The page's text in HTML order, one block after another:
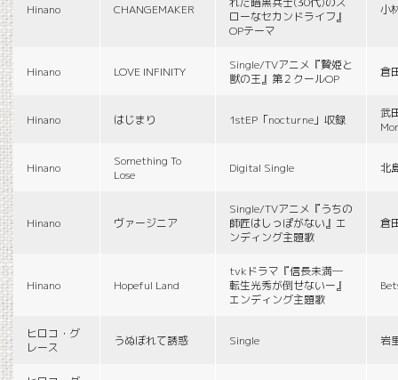
Hinano CHANGEMAKER
ローなセカンドライフ』
OPテーマ
小
Hinano LOVE INFINITY
Single/TVアニメ『贄姫と
獣の王』第２クールOP
倉
Hinano はじまり 1stEP「nocturne」収録
武
Hinano
Something To
Lose
Digital Single 北
Hinano ヴァージニア
Single/TVアニメ『うちの
師匠はしっぽがない』エ
ンディング主題歌
倉
Hinano Hopeful Land
tvkドラマ『信長未満―
転生光秀が倒せないー』
エンディング主題歌
ヒロコ・グ
レース
うぬぼれて誘惑 Single 岩